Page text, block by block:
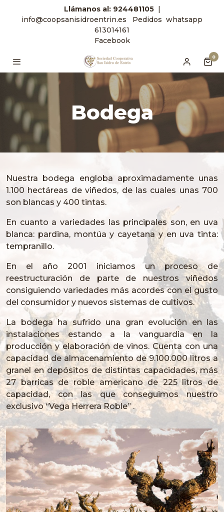
Llámanos al: 924481105 |
info@coopsanisidroentrin.es
Pedidos whatsapp
613014161
Facebook
0
Bodega
Nuestra bodega engloba aproximadamente unas
1.100 hectáreas de viñedos, de las cuales unas 700
son blancas y 400 tintas.
En cuanto a variedades las principales son, en uva
blanca: pardina, montúa y cayetana y en uva tinta:
tempranillo.
En el año 2001 iniciamos un proceso de
reestructuración de parte de nuestros viñedos
consiguiendo variedades más acordes con el gusto
del consumidor y nuevos sistemas de cultivos.
La bodega ha sufrido una gran evolución en las
instalaciones estando a la vanguardia en la
producción y elaboración de vinos. Cuenta con una
capacidad de almacenamiento de 9.100.000 litros a
granel en depósitos de distintas capacidades, más
27 barricas de roble americano de 225 litros de
capacidad, con las que conseguimos nuestro
exclusivo “Vega Herrera Roble” .